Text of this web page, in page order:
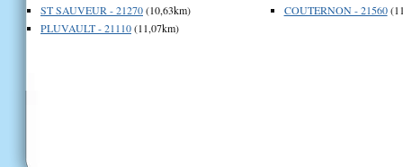
ST SAUVEUR - 21270(10,63km)
PLUVAULT - 21110(11,07km)
COUTERNON - 21560